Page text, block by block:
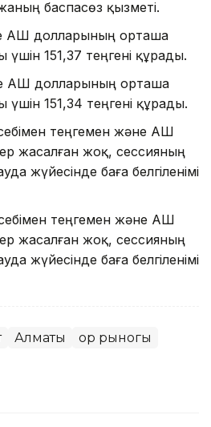
баспасөз қызметі.
АҚШ долларының орташа
151,37 теңгені құрады.
АҚШ долларының орташа
151,34 теңгені құрады.
теңгемен және АҚШ
жасалған жоқ, сессияның
жүйесінде баға белгіленімі
теңгемен және АҚШ
жасалған жоқ, сессияның
жүйесінде баға белгіленімі
Алматы Қор рыногы